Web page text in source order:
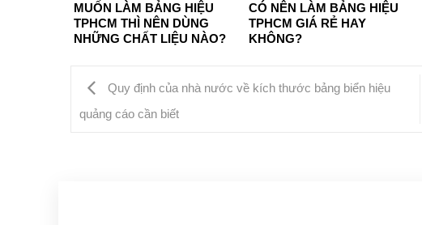
MUỐN LÀM BẢNG HIỆU
TPHCM THÌ NÊN DÙNG
NHỮNG CHẤT LIỆU NÀO?
CÓ NÊN LÀM BẢNG HIỆU
TPHCM GIÁ RẺ HAY
KHÔNG?
Quy định của nhà nước về kích thước bảng biển hiệu
quảng cáo cần biết